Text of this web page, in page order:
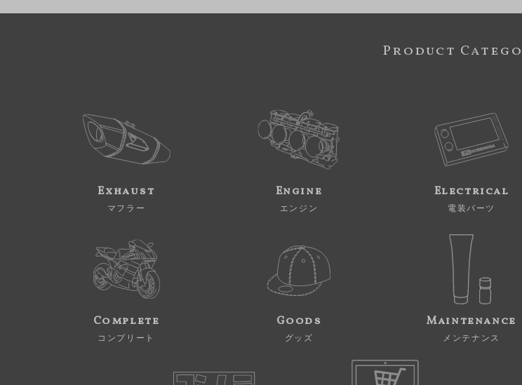
Product
Exhaust
マフラー
Engine
エンジン
Electrical
電装パーツ
Complete
コンプリート
Goods
グッズ
Maintenance
メンテナンス